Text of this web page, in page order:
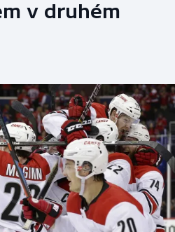
v druhém